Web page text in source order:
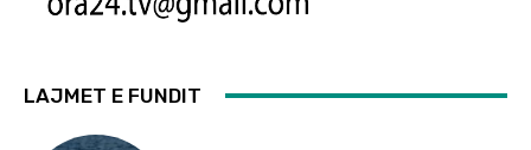
LAJMET E FUNDIT